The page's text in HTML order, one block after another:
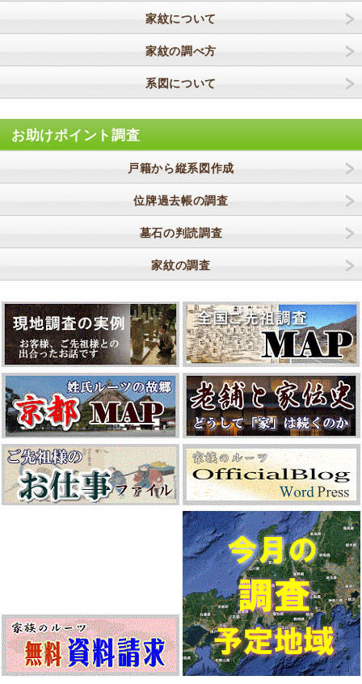
家紋について
家紋の調べ方
系図について
お助けポイント調査
戸籍から縦系図作成
位牌過去帳の調査
墓石の判読調査
家紋の調査